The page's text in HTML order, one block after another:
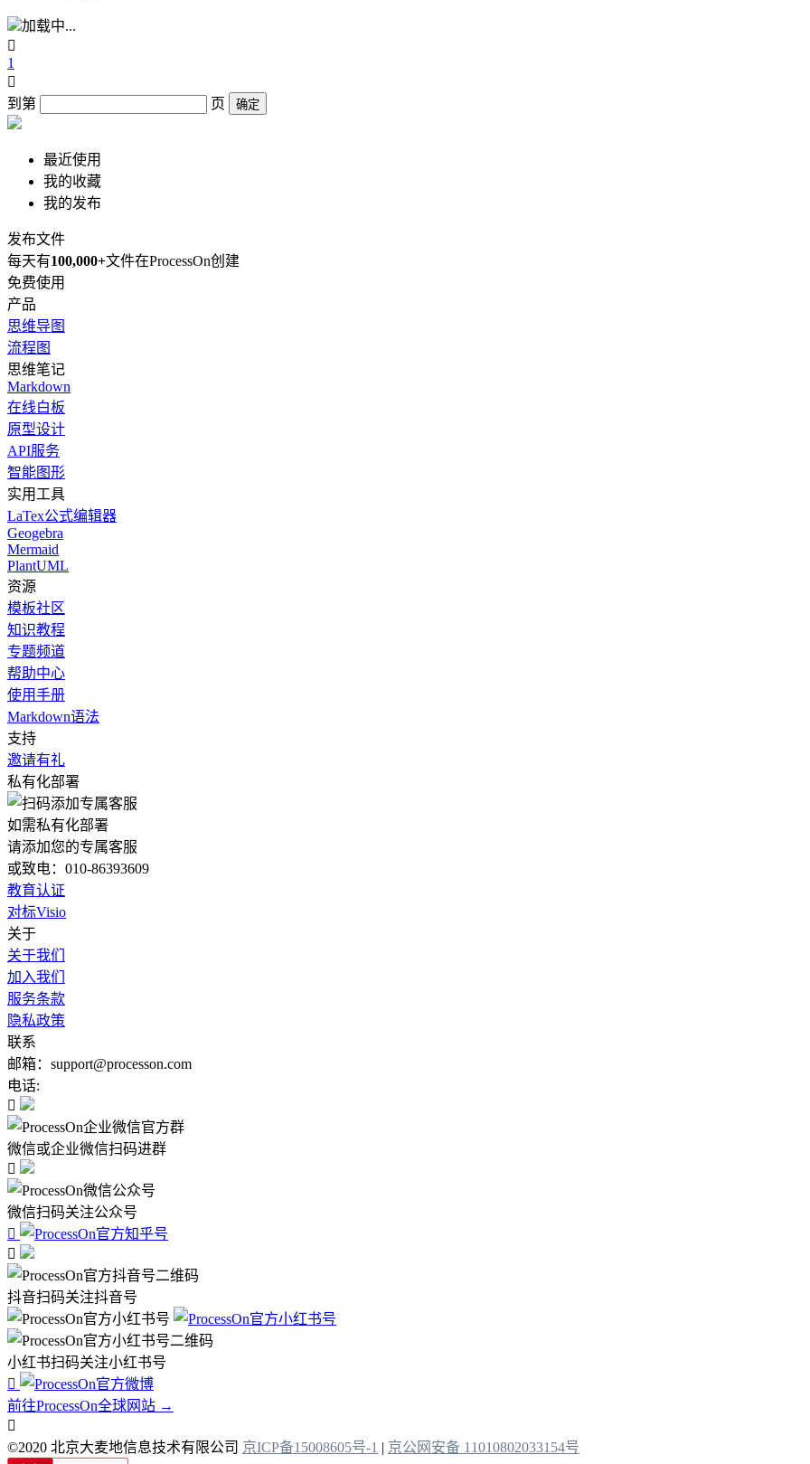
加载中...

1

到第
页 确定
最近使用
我的收藏
我的发布
发布文件
每天有100,000+文件在ProcessOn创建
免费使用
产品
思维导图
流程图
思维笔记
Markdown
在线白板
原型设计
API服务
智能图形
实用工具
LaTex公式编辑器
Geogebra
Mermaid
PlantUML
资源
模板社区
知识教程
专题频道
帮助中心
使用手册
Markdown语法
支持
邀请有礼
私有化部署
如需私有化部署
请添加您的专属客服
或致电：010-86393609
教育认证
对标Visio
关于
关于我们
加入我们
服务条款
隐私政策
联系
邮箱：support@processon.com
电话:

微信或企业微信扫码进群

微信扫码关注公众号


抖音扫码关注抖音号
小红书扫码关注小红书号

前往ProcessOn全球网站 →

©2020 北京大麦地信息技术有限公司 京ICP备15008605号-1 | 京公网安备 11010802033154号